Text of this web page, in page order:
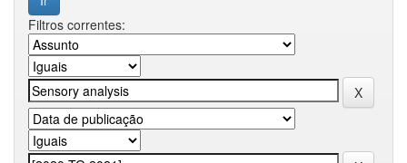
Filtros correntes: